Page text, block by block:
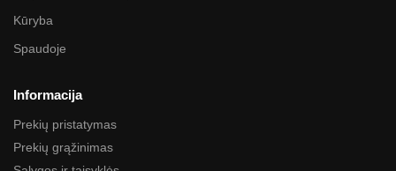
Kūryba
Spaudoje
Informacija
Prekių pristatymas
Prekių grąžinimas